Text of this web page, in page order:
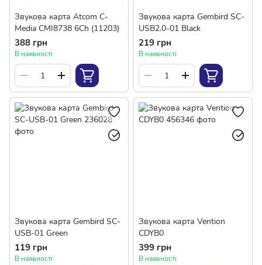
Звукова карта Atcom C-
Media CMI8738 6Ch (11203)
388 грн
В наявності
Звукова карта Gembird SC-
USB2.0-01 Black
219 грн
В наявності
Звукова карта Gembird SC-
USB-01 Green
119 грн
В наявності
Звукова карта Vention
CDYB0
399 грн
В наявності